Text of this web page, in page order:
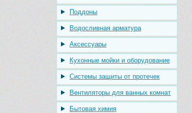
Поддоны
Водосливная арматура
Аксессуары
Кухонные мойки и оборудование
Системы защиты от протечек
Вентиляторы для ванных комнат
Бытовая химия